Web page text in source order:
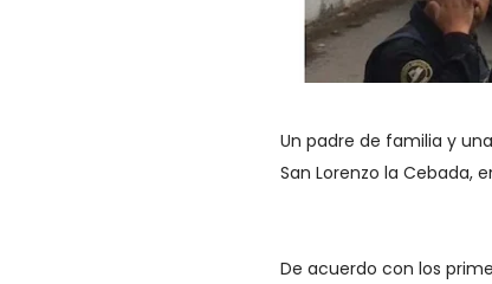
Un padre de familia y
San Lorenzo la Cebada,
De acuerdo con los